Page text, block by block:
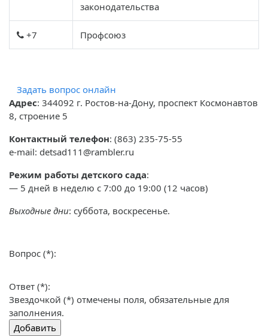
законодательства
+7 Профсоюз
Задать вопрос онлайн
Адрес: 344092 г. Ростов-на-Дону, проспект Космонавтов
8, строение 5
Контактный телефон: (863) 235-75-55
e-mail: detsad111@rambler.ru
Режим работы детского сада:
— 5 дней в неделю с 7:00 до 19:00 (12 часов)
Выходные дни: суббота, воскресенье.
Вопрос (*):
Ответ (*):
Звездочкой (*) отмечены поля, обязательные для
заполнения.